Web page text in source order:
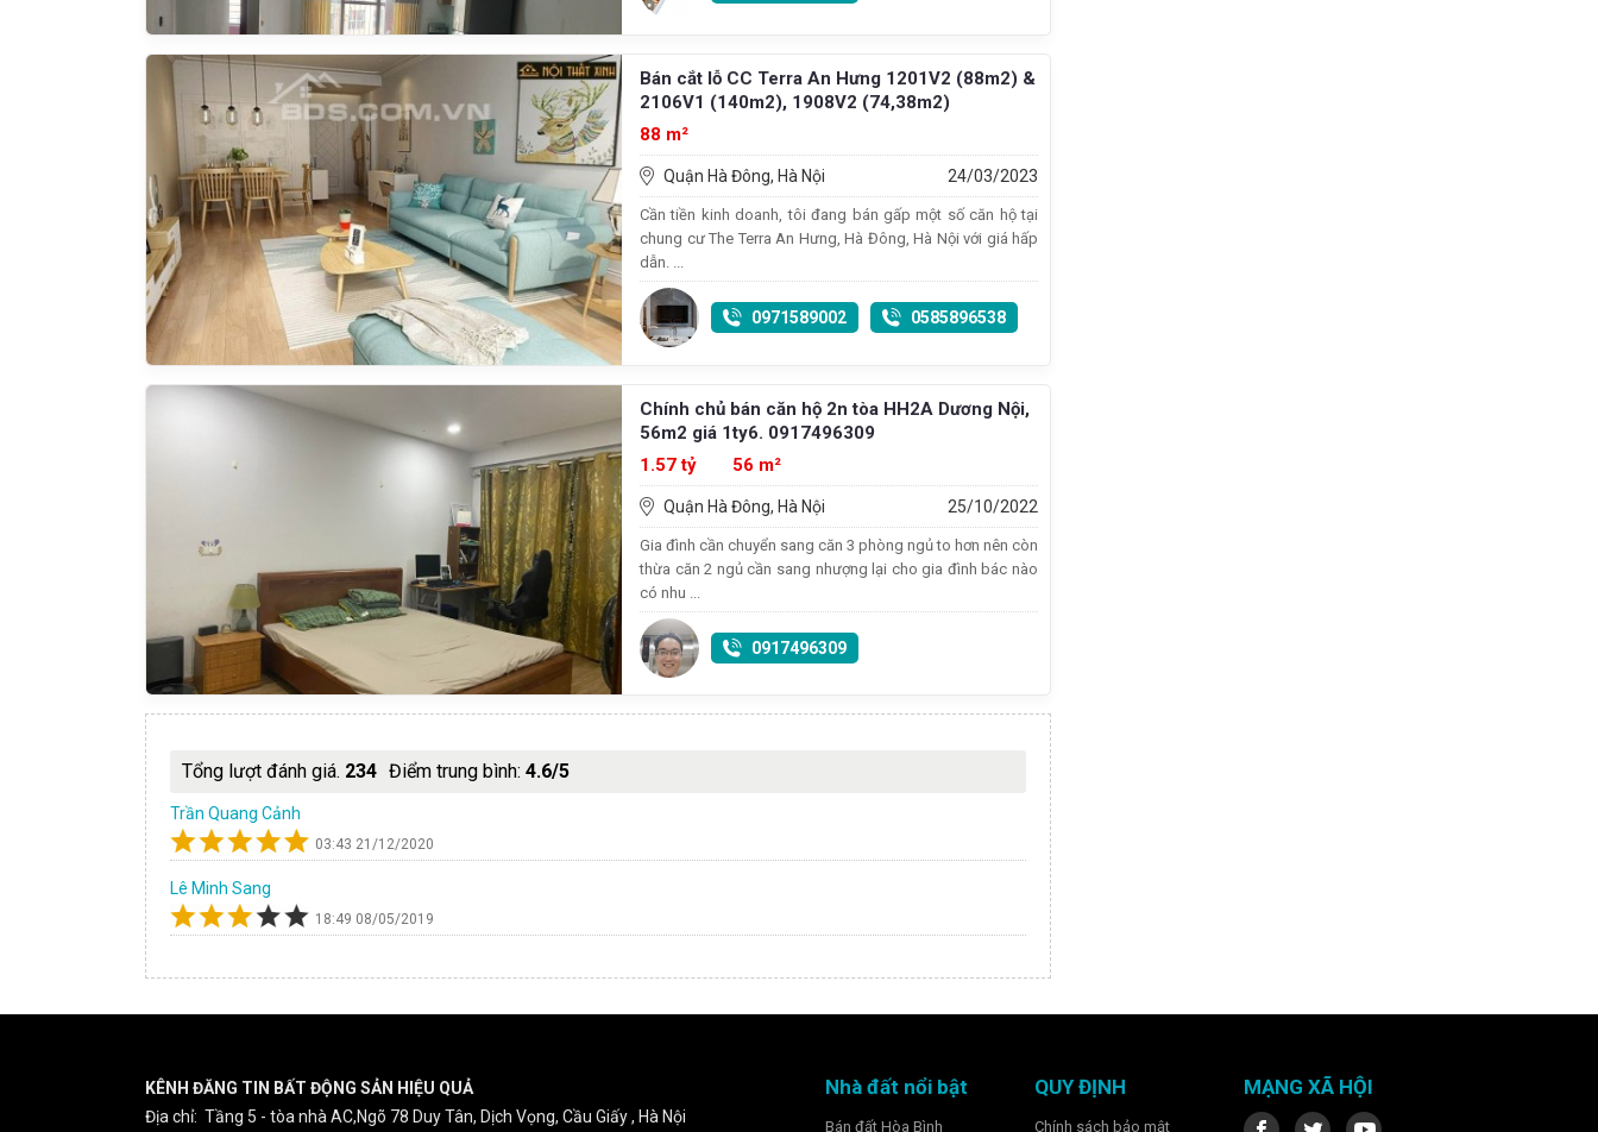
Bán cắt lỗ CC Terra An Hưng 1201V2 (88m2) &
2106V1 (140m2), 1908V2 (74,38m2)
88 m²
Quận Hà Đông, Hà Nội 24/03/2023
Cần tiền kinh doanh, tôi đang bán gấp một số căn hộ tại
chung cư The Terra An Hưng, Hà Đông, Hà Nội với giá hấp
dẫn. ...
0971589002 0585896538
Chính chủ bán căn hộ 2n tòa HH2A Dương Nội,
56m2 giá 1ty6. 0917496309
1.57 tỷ
56 m²
Quận Hà Đông, Hà Nội 25/10/2022
Gia đình cần chuyển sang căn 3 phòng ngủ to hơn nên còn
thừa căn 2 ngủ cần sang nhượng lại cho gia đình bác nào
có nhu ...
0917496309
Tổng lượt đánh giá. 234 Điểm trung bình: 4.6/5
Trần Quang Cảnh
03:43 21/12/2020
Lê Minh Sang
18:49 08/05/2019
KÊNH ĐĂNG TIN BẤT ĐỘNG SẢN HIỆU QUẢ
Địa chỉ: Tầng 5 - tòa nhà AC,Ngõ 78 Duy Tân, Dịch Vọng, Cầu Giấy , Hà Nội
Nhà đất nổi bật
Bán đất Hòa Bình
QUY ĐỊNH
Chính sách bảo mật
MẠNG XÃ HỘI